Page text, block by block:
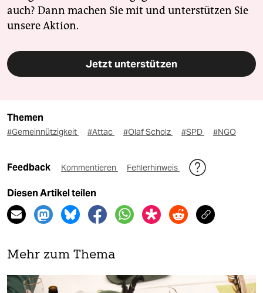
auch? Dann machen Sie mit und unterstützen Sie
unsere Aktion.
Jetzt unterstützen
Themen
#Gemeinnützigkeit #Attac #Olaf Scholz #SPD #NGO
Feedback Kommentieren Fehlerhinweis
Diesen Artikel teilen
Mehr zum Thema